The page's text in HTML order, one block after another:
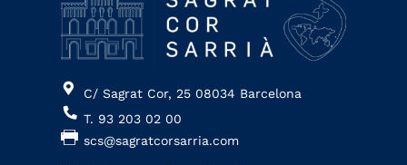
C/ Sagrat Cor, 25 08034 Barcelona
T. 93 203 02 00
scs@sagratcorsarria.com